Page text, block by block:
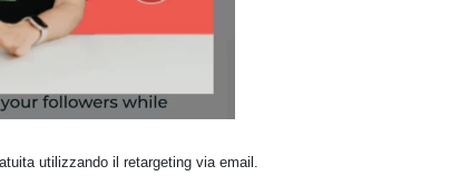
utilizzando il retargeting via email.